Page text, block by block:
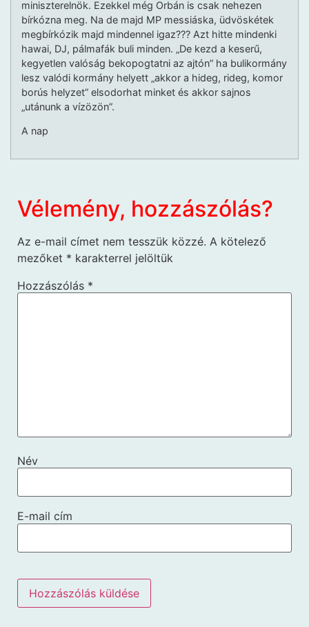
miniszterelnök. Ezekkel még Orbán is csak nehezen
bírkózna meg. Na de majd MP messiáska, üdvöskétek
megbírkózik majd mindennel igaz??? Azt hitte mindenki
hawai, DJ, pálmafák buli minden. „De kezd a keserű,
kegyetlen valóság bekopogtatni az ajtón” ha bulikormány
lesz valódi kormány helyett „akkor a hideg, rideg, komor
borús helyzet” elsodorhat minket és akkor sajnos
„utánunk a vízözön”.
A nap
Vélemény, hozzászólás?
Az e-mail címet nem tesszük közzé. A kötelező
mezőket * karakterrel jelöltük
Hozzászólás *
Név
E-mail cím